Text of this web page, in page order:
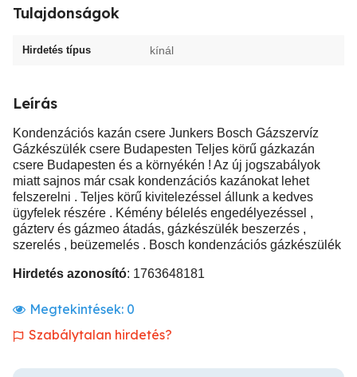
Tulajdonságok
Hirdetés típus kínál
Leírás
Kondenzációs kazán csere Junkers Bosch Gázszervíz
Gázkészülék csere Budapesten Teljes körű gázkazán
csere Budapesten és a környékén ! Az új jogszabályok
miatt sajnos már csak kondenzációs kazánokat lehet
felszerelni . Teljes körű kivitelezéssel állunk a kedves
ügyfelek részére . Kémény bélelés engedélyezéssel ,
gázterv és gázmeo átadás, gázkészülék beszerzés ,
szerelés , beüzemelés . Bosch kondenzációs gázkészülék
Hirdetés azonosító: 1763648181
Megtekintések: 0
Szabálytalan hirdetés?